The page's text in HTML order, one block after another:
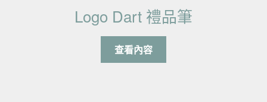
Logo Dart 禮品筆
查看內容